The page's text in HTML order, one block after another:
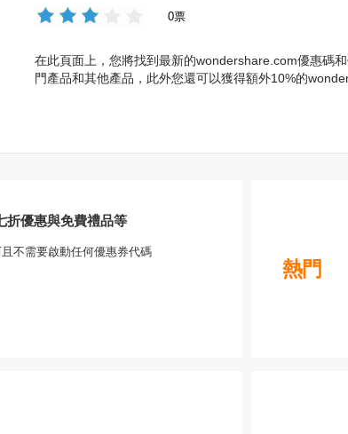
0票
在此頁面上，您將找到最新的wondershare.com優惠碼
門產品和其他產品，此外您還可以獲得額外10%的
優惠與免費禮品等
不需要啟動任何優惠券代碼
熱門